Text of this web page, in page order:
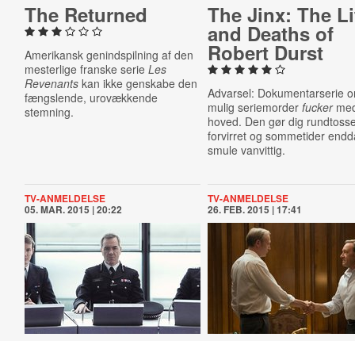
The Returned
Amerikansk genindspilning af den
mesterlige franske serie Les
Revenantskan ikke genskabe den
fængslende, urovækkende
stemning.
The Jinx: The
and Deaths of
Robert Durst
Advarsel: Dokumentarserie
mulig seriemorderfucker
hoved. Den gør dig
forvirret og sommetider
smule vanvittig.
TV-ANMELDELSE
05. MAR. 2015 | 20:22
TV-ANMELDELSE
26. FEB. 2015 | 17:41